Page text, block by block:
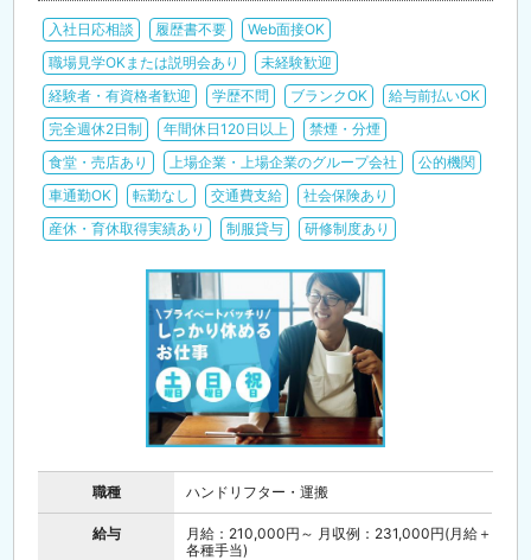
入社日応相談 履歴書不要
Web面接OK
職場見学OKまたは説明会あり
未経験歓迎
経験者・有資格者歓迎
学歴不問 ブランクOK
給与前払いOK
完全週休2日制
年間休日120日以上
禁煙・分煙
食堂・売店あり
上場企業・上場企業のグループ会社
公的機関
車通勤OK
転勤なし 交通費支給
社会保険あり
産休・育休取得実績あり
制服貸与 研修制度あり
職種 ハンドリフター・運搬
給与
月給：210,000円～ 月収例：231,000円(月給＋
各種手当)